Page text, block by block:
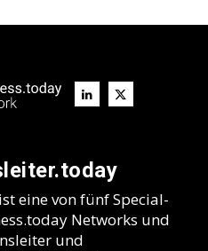
eine von fünf Special-
Networks und
und